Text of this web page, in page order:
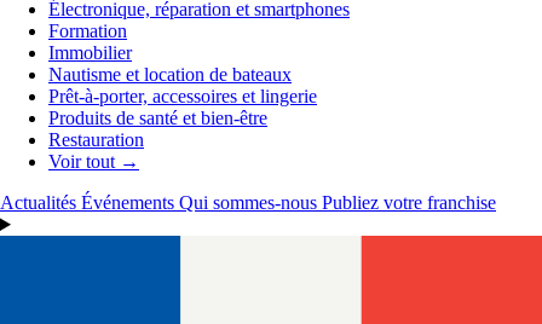
Électronique, réparation et smartphones
Formation
Immobilier
Nautisme et location de bateaux
Prêt-à-porter, accessoires et lingerie
Produits de santé et bien-être
Restauration
Voir tout →
Actualités Événements Qui sommes-nous Publiez votre franchise